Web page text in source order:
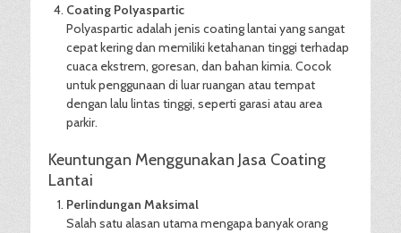
Coating Polyaspartic
Polyaspartic adalah jenis coating lantai yang sangat
cepat kering dan memiliki ketahanan tinggi terhadap
cuaca ekstrem, goresan, dan bahan kimia. Cocok
untuk penggunaan di luar ruangan atau tempat
dengan lalu lintas tinggi, seperti garasi atau area
parkir.
Keuntungan Menggunakan Jasa Coating
Lantai
Perlindungan Maksimal
Salah satu alasan utama mengapa banyak orang